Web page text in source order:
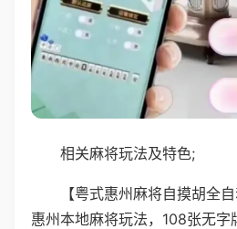
相关麻将玩法及特色;
【粤式惠州麻将自摸胡全
惠州本地麻将玩法，108张无字